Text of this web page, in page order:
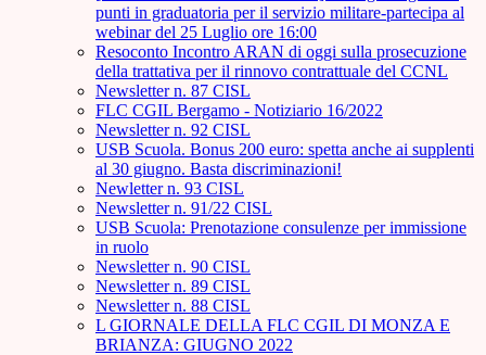
punti in graduatoria per il servizio militare-partecipa al
webinar del 25 Luglio ore 16:00
Resoconto Incontro ARAN di oggi sulla prosecuzione
della trattativa per il rinnovo contrattuale del CCNL
Newsletter n. 87 CISL
FLC CGIL Bergamo - Notiziario 16/2022
Newsletter n. 92 CISL
USB Scuola. Bonus 200 euro: spetta anche ai supplenti
al 30 giugno. Basta discriminazioni!
Newletter n. 93 CISL
Newsletter n. 91/22 CISL
USB Scuola: Prenotazione consulenze per immissione
in ruolo
Newsletter n. 90 CISL
Newsletter n. 89 CISL
Newsletter n. 88 CISL
L GIORNALE DELLA FLC CGIL DI MONZA E
BRIANZA: GIUGNO 2022